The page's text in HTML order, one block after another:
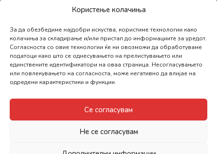
Користење колачиња
За да обезбедиме најдобри искуства, користиме технологии како
колачиња за складирање и/или пристап до информациите за уредот.
Согласноста со овие технологии ќе ни овозможи да обработуваме
податоци како што се однесувањето на прелистувањето или
единствените идентификатори на оваа страница. Несогласувањето
или повлекувањето на согласноста, може негативно да влијае на
одредени карактеристики и функции.
Се согласувам
Не се согласувам